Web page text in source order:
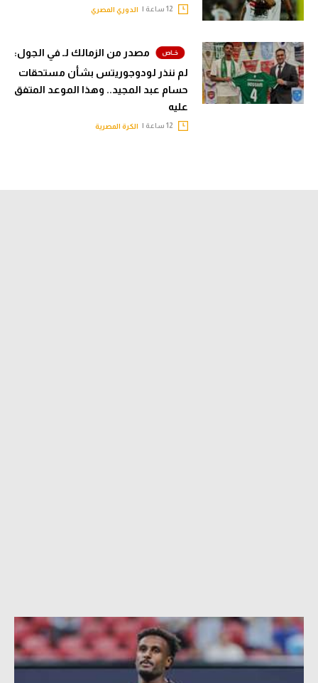
الدوري المصري
مصدر من الزمالك لـ في الجول:
لم ننذر لودوجوريتس بشأن مستحقات
حسام عبد المجيد.. وهذا الموعد المتفق
عليه
الكرة المصرية